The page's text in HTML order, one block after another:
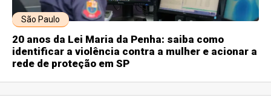
São Paulo
20 anos da Lei Maria da Penha: saiba como
identificar a violência contra a mulher e acionar a
rede de proteção em SP